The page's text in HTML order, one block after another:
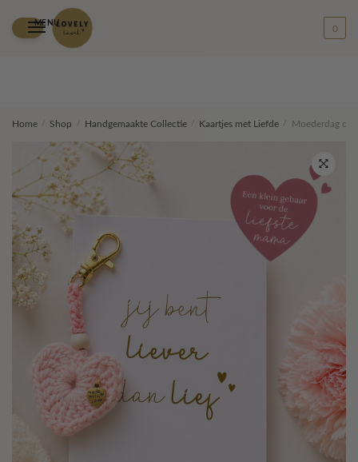
navigation
content
MENU
0
Home Shop Handgemaakte Collectie Kaartjes met Liefde / Moederdag
🔍